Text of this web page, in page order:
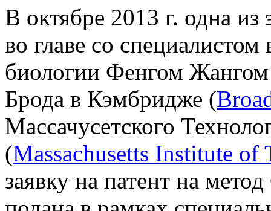
В октябре 2013 г. одна из
во главе со специалистом
биологии Фенгом
Брода в Кэмбридже (
Массачусетского
(Massachusetts Institute of
заявку на патент на